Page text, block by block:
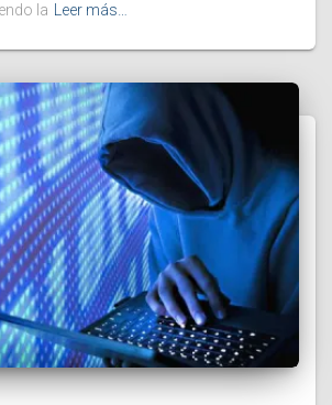
la Leer más…